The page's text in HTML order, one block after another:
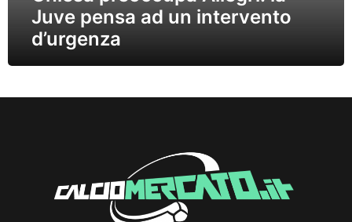
Juve pensa ad un intervento
d’urgenza